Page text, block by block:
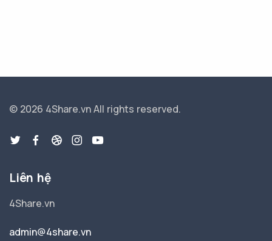
© 2026 4Share.vnAll rights reserved.
Liên hệ
4Share.vn
admin@4share.vn